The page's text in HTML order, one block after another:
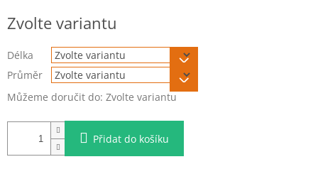
cena:
Zvolte variantu
Délka
Průměr
Můžeme doručit do: Zvolte variantu
Přidat do košíku